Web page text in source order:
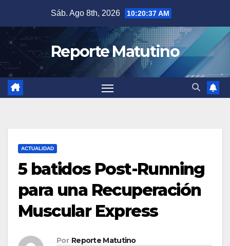
contenido
Sáb. Ago 8th, 2026 10:20:39 AM
Reporte Matutino
ACTUALIDAD
5 batidos Post-Running
para una Recuperación
Muscular Express
Por Reporte Matutino